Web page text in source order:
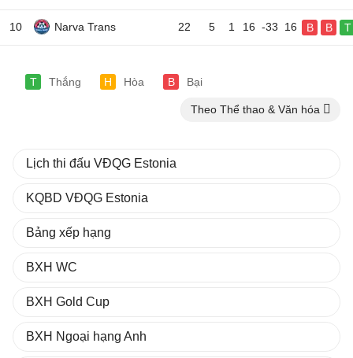
10 Narva Trans 22 5 1 16 -33 16 B B T
T Thắng H Hòa B Bại
Theo Thể thao & Văn hóa
Lịch thi đấu VĐQG Estonia
KQBD VĐQG Estonia
Bảng xếp hạng
BXH WC
BXH Gold Cup
BXH Ngoại hạng Anh